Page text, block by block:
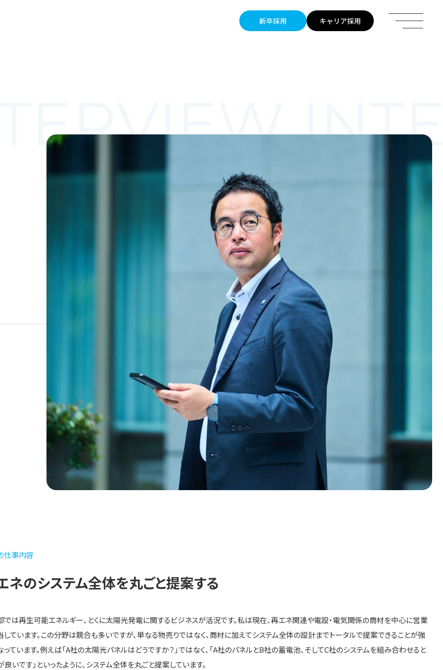
仕事内容
ネのシステム全体を丸ごと提案する
では再生可能エネルギー、とくに太陽光発電に関するビジネスが活況です。私は現在、再エネ関連や電設・電気関係の商材を中心に営業
しています。この分野は競合も多いですが、単なる物売りではなく、商材に加えてシステム全体の設計までトータルで提案できることが強
っています。例えば「A社の太陽光パネルはどうですか？」ではなく、「A社のパネルとB社の蓄電池、そしてC社のシステムを組み合わせると
いです」といったように、システム全体を丸ごと提案しています。